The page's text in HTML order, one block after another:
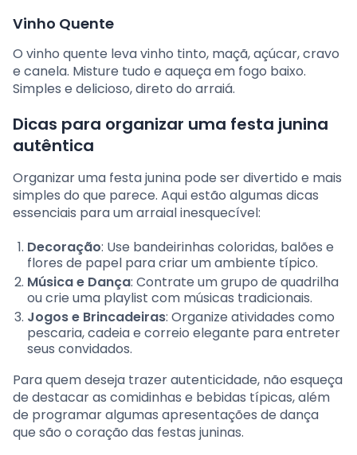
Vinho Quente
O vinho quente leva vinho tinto, maçã, açúcar, cravo
e canela. Misture tudo e aqueça em fogo baixo.
Simples e delicioso, direto do arraiá.
Dicas para organizar uma festa junina
autêntica
Organizar uma festa junina pode ser divertido e mais
simples do que parece. Aqui estão algumas dicas
essenciais para um arraial inesquecível:
Decoração: Use bandeirinhas coloridas, balões e
flores de papel para criar um ambiente típico.
Música e Dança: Contrate um grupo de quadrilha
ou crie uma playlist com músicas tradicionais.
Jogos e Brincadeiras: Organize atividades como
pescaria, cadeia e correio elegante para entreter
seus convidados.
Para quem deseja trazer autenticidade, não esqueça
de destacar as comidinhas e bebidas típicas, além
de programar algumas apresentações de dança
que são o coração das festas juninas.